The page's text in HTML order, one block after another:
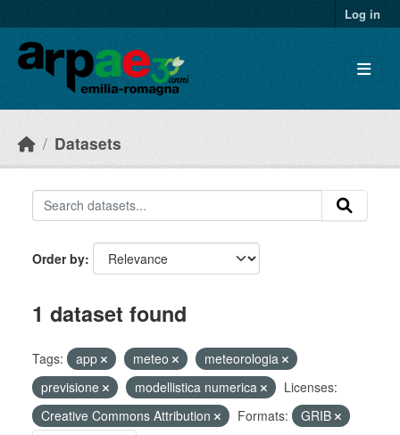
Log in
Datasets
Order by
1 dataset found
Tags: app meteo
meteorologia
previsione
modellistica numerica
Licenses:
Creative Commons Attribution
Formats:
GRIB